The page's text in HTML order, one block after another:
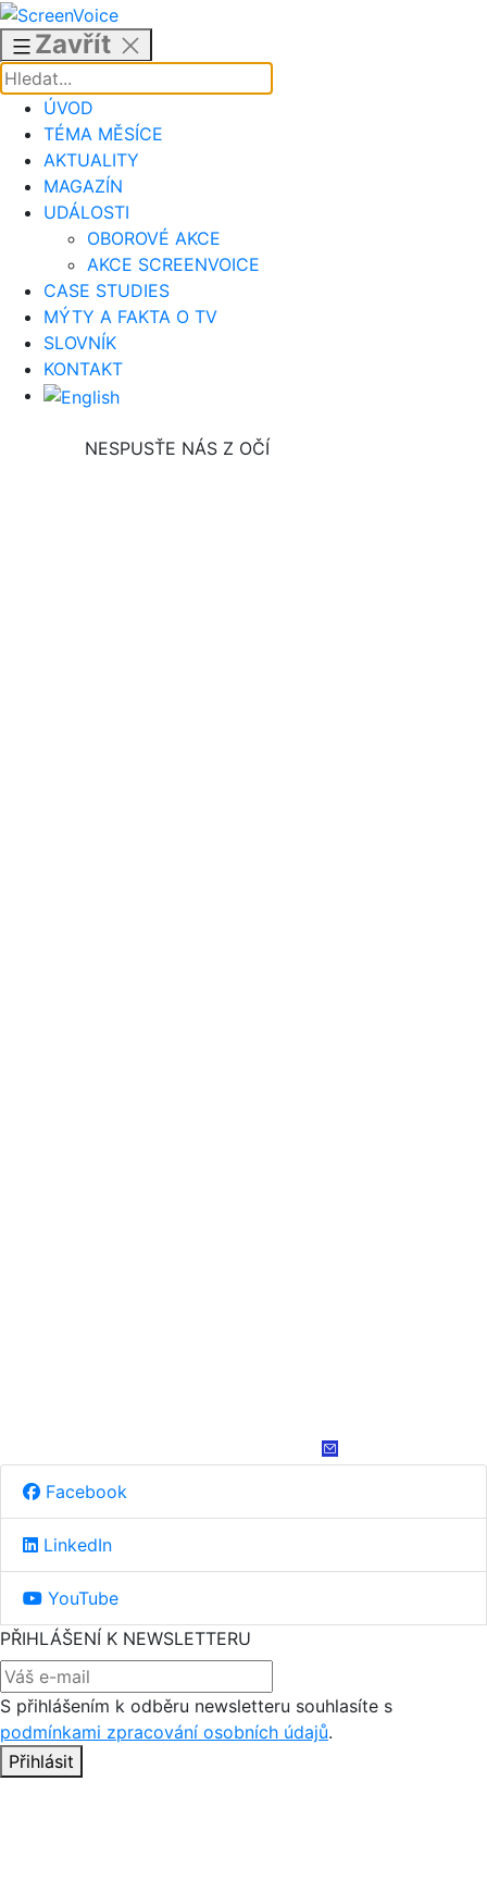
Přejít
obsahu
Zavřít
ÚVOD
TÉMA MĚSÍCE
AKTUALITY
MAGAZÍN
UDÁLOSTI
OBOROVÉ AKCE
AKCE SCREENVOICE
CASE STUDIES
MÝTY A FAKTA O TV
SLOVNÍK
KONTAKT
NESPUSŤE NÁS Z OČÍ
Facebook
LinkedIn
YouTube
PŘIHLÁŠENÍ K NEWSLETTERU
S přihlášením k odběru newsletteru souhlasíte s
podmínkami zpracování osobních údajů.
Přihlásit